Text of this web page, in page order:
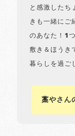
と感激したち
きも一緒にご
のあなた！1
敷き＆ほうき
暮らしを過ご
藁やさん